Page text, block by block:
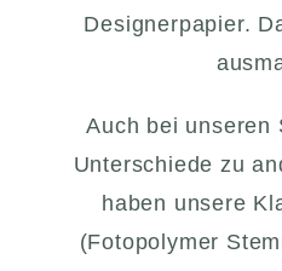
Designerpapier.
Auch bei unseren
Unterschiede zu
haben unsere
(Fotopolymer